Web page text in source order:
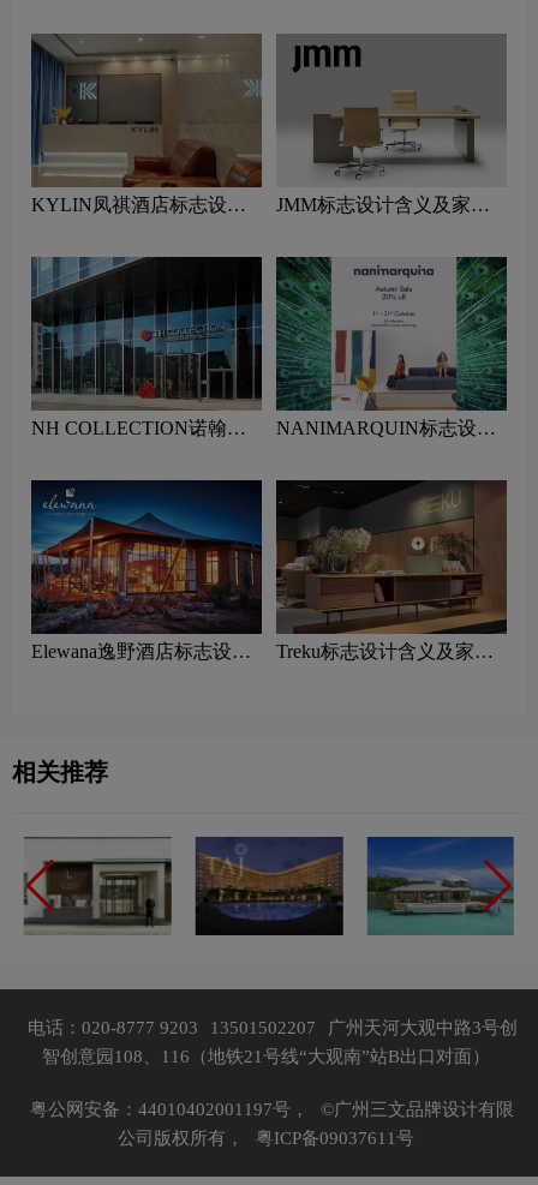
KYLIN凤祺酒店标志设计
JMM标志设计含义及家具
NH COLLECTION诺翰精
品牌设计理念
NANIMARQUIN标志设计
Elewana逸野酒店标志设计
Treku标志设计含义及家具
相关推荐
电话：020-8777 9203 13501502207
广州天河大观中路3号创
智创意园108、116（地铁21号线“大观南”站B出口对面）
粤公网安备：44010402001197号，
©广州三文品牌设计有限
公司版权所有，
粤ICP备09037611号